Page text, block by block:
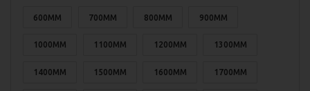
600MM 700MM 800MM 900MM
1000MM 1100MM 1200MM 1300MM
1400MM 1500MM 1600MM 1700MM